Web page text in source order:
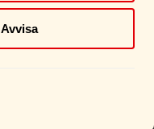
Avvisa